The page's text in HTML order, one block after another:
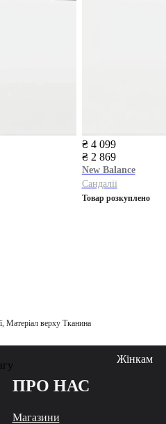
₴ 4 099
₴ 2 869
New Balance
Сандалії
Товар розкуплено
Матеріал верху Тканина
Жінкам
ПРО НАС
Магазини